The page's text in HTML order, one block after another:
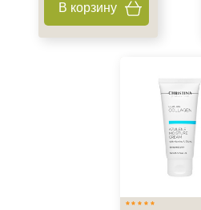
Показать еще
Область применения
В корзину